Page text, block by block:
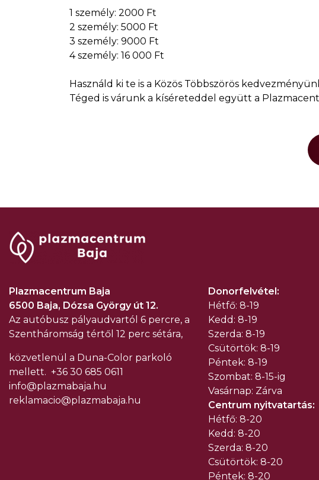
1 személy: 2000 Ft
2 személy: 5000 Ft
3 személy: 9000 Ft
4 személy: 16 000 Ft
Használd ki te is a Közös Többszörös
Téged is várunk a kíséreteddel együtt a
Plazmacentrum Baja
6500 Baja, Dózsa György út 12.
Az autóbusz pályaudvartól 6 percre, a
Szentháromság tértől 12 perc sétára,
közvetlenül a Duna-Color parkoló
mellett. +36 30 685 0611
info@plazmabaja.hu
reklamacio@plazmabaja.hu
Donorfelvétel:
Hétfő: 8-19
Kedd: 8-19
Szerda: 8-19
Csütörtök: 8-19
Péntek: 8-19
Szombat: 8-15-ig
Vasárnap: Zárva
Centrum nyitvatartás:
Hétfő: 8-20
Kedd: 8-20
Szerda: 8-20
Csütörtök: 8-20
Péntek: 8-20